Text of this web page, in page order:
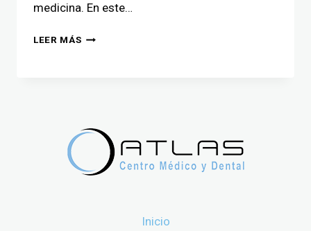
medicina. En este…
LEER MÁS
Inicio